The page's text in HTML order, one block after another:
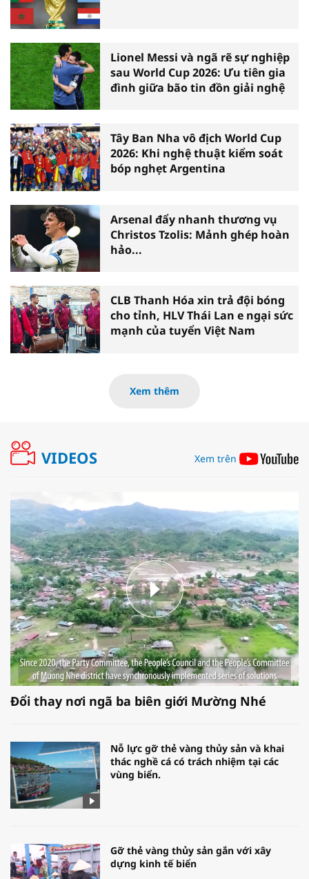
Lionel Messi và ngã rẽ sự nghiệp
sau World Cup 2026: Ưu tiên gia
đình giữa bão tin đồn giải nghệ
Tây Ban Nha vô địch World Cup
2026: Khi nghệ thuật kiểm soát
bóp nghẹt Argentina
Arsenal đẩy nhanh thương vụ
Christos Tzolis: Mảnh ghép hoàn
hảo...
CLB Thanh Hóa xin trả đội bóng
cho tỉnh, HLV Thái Lan e ngại sức
mạnh của tuyển Việt Nam
Xem thêm
VIDEOS Xem trên
Đổi thay nơi ngã ba biên giới Mường Nhé
Nỗ lực gỡ thẻ vàng thủy sản và khai
thác nghề cá có trách nhiệm tại các
vùng biển.
Gỡ thẻ vàng thủy sản gắn với xây
dựng kinh tế biển